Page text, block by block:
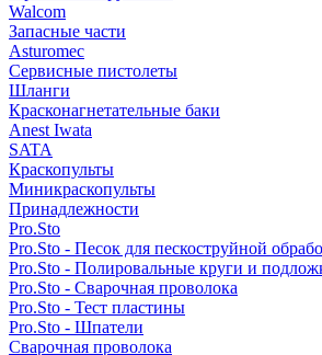
Walсom
Запасные части
Asturomec
Сервисные пистолеты
Шланги
Красконагнетательные баки
Anest Iwata
SATA
Краскопульты
Миникраскопульты
Принадлежности
Pro.Sto
Pro.Sto - Песок для пескоструйной
Pro.Sto - Полировальные круги и
Pro.Sto - Сварочная проволока
Pro.Sto - Тест пластины
Pro.Sto - Шпатели
Сварочная проволока